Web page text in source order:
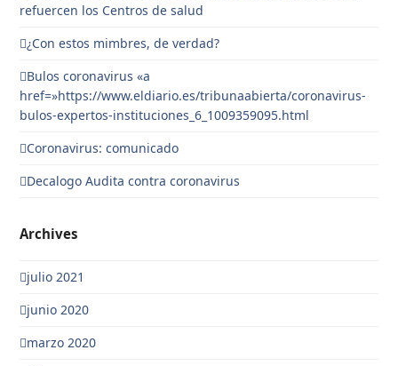
refuercen los Centros de salud
¿Con estos mimbres, de verdad?
Bulos coronavirus «a
href=»https://www.eldiario.es/tribunaabierta/coronavirus-
bulos-expertos-instituciones_6_1009359095.html
Coronavirus: comunicado
Decalogo Audita contra coronavirus
Archives
julio 2021
junio 2020
marzo 2020